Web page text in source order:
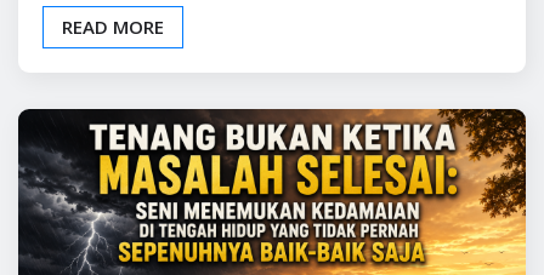
READ MORE